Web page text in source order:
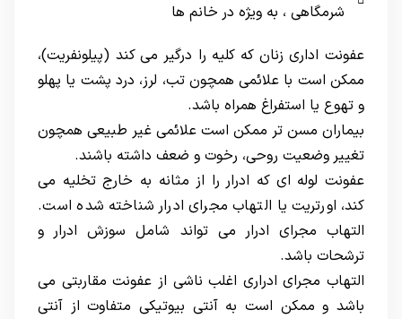
شرمگاهی ، به ویژه در خانم ها
عفونت اداری زنان که کلیه را درگیر می کند (پیلونفریت)،
ممکن است با علائمی همچون تب، لرز، درد پشت یا پهلو
و تهوع یا استفراغ همراه باشد.
بیماران مسن تر ممکن است علائمی غیر طبیعی همچون
تغییر وضعیت روحی، رخوت و ضعف داشته باشند.
عفونت لوله ای که ادرار را از مثانه به خارج تخلیه می
کند، اورتریت یا التهاب مجرای ادرار شناخته شده است.
التهاب مجرای ادرار می تواند شامل سوزش ادرارو
ترشحات باشد.
التهاب مجرای ادراری اغلب ناشی از عفونت مقاربتی می
باشد و ممکن است به آنتی بیوتیکی متفاوت از آنتی